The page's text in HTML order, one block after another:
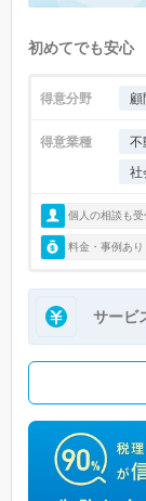
初めてでも安心
得意分野
得意業種 不
社
個人の相談も受
料金・事例あり
サービ